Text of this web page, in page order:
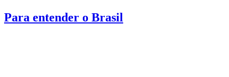
Para entender o Brasil